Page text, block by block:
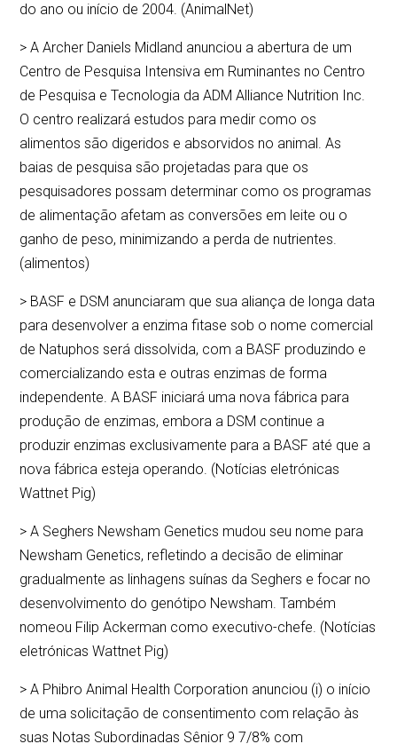
do ano ou início de 2004. (AnimalNet)
> A Archer Daniels Midland anunciou a abertura de um
Centro de Pesquisa Intensiva em Ruminantes no Centro
de Pesquisa e Tecnologia da ADM Alliance Nutrition Inc.
O centro realizará estudos para medir como os
alimentos são digeridos e absorvidos no animal. As
baias de pesquisa são projetadas para que os
pesquisadores possam determinar como os programas
de alimentação afetam as conversões em leite ou o
ganho de peso, minimizando a perda de nutrientes.
(alimentos)
> BASF e DSM anunciaram que sua aliança de longa data
para desenvolver a enzima fitase sob o nome comercial
de Natuphos será dissolvida, com a BASF produzindo e
comercializando esta e outras enzimas de forma
independente. A BASF iniciará uma nova fábrica para
produção de enzimas, embora a DSM continue a
produzir enzimas exclusivamente para a BASF até que a
nova fábrica esteja operando. (Notícias eletrónicas
Wattnet Pig)
> A Seghers Newsham Genetics mudou seu nome para
Newsham Genetics, refletindo a decisão de eliminar
gradualmente as linhagens suínas da Seghers e focar no
desenvolvimento do genótipo Newsham. Também
nomeou Filip Ackerman como executivo-chefe. (Notícias
eletrónicas Wattnet Pig)
> A Phibro Animal Health Corporation anunciou (i) o início
de uma solicitação de consentimento com relação às
suas Notas Subordinadas Sênior 9 7/8% com